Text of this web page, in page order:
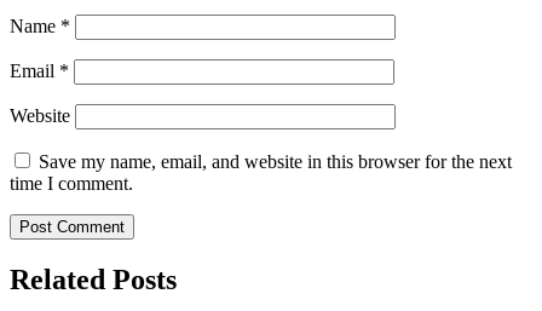
Name *
Email *
Website
Save my name, email, and website in this browser for the next
time I comment.
Alternative:
Related Posts